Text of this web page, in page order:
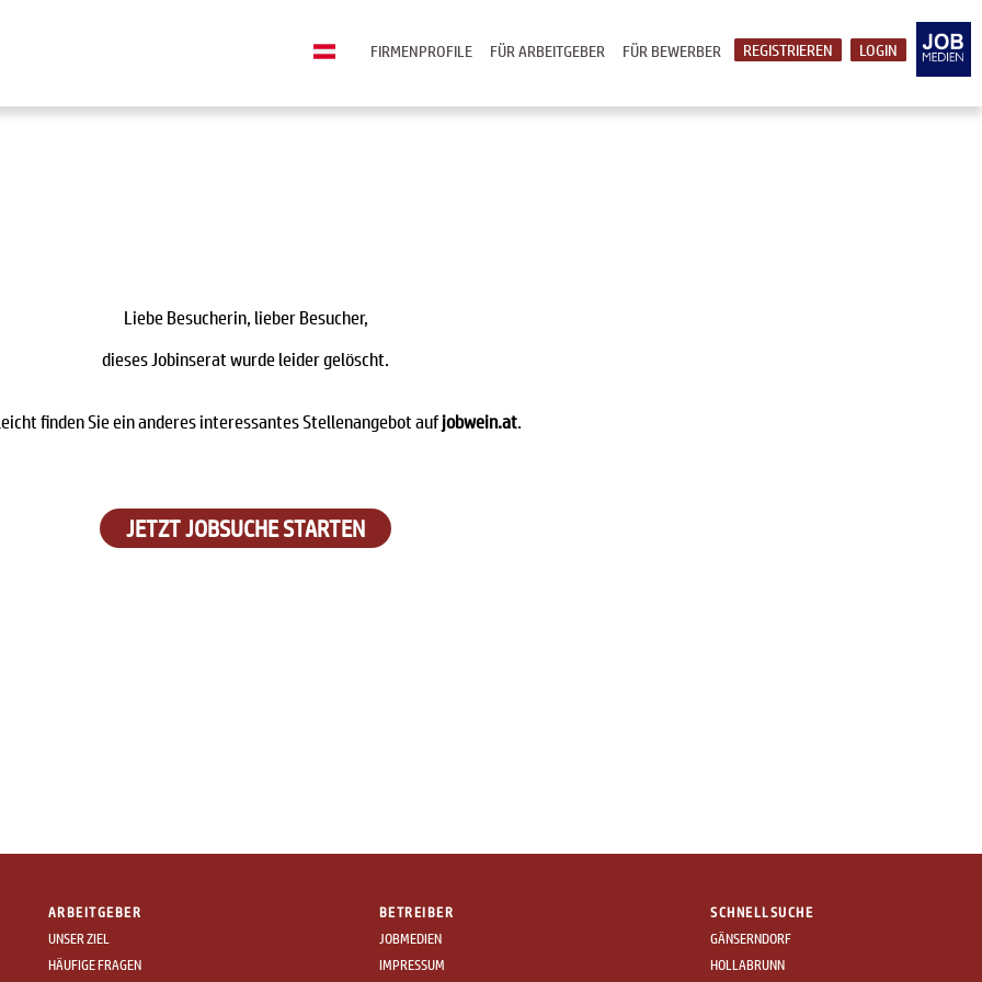
LOGIN
REGISTRIEREN
FÜR BEWERBER
FÜR ARBEITGEBER
FIRMENPROFILE
Liebe Besucherin, lieber Besucher,
dieses Jobinserat wurde leider gelöscht.
finden Sie ein anderes interessantes Stellenangebot aufjobwein.at
JETZT JOBSUCHE STARTEN
ARBEITGEBER
UNSER ZIEL
HÄUFIGE FRAGEN
BETREIBER
JOBMEDIEN
IMPRESSUM
SCHNELLSUCHE
GÄNSERNDORF
HOLLABRUNN